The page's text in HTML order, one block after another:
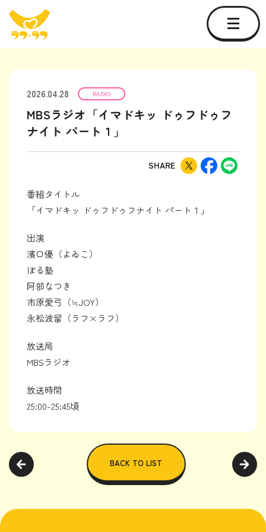
2026.04.28 RADIO
MBSラジオ「イマドキッ ドゥフドゥフ
ナイト パート１」
SHARE
番組タイトル
「イマドキッ ドゥフドゥフナイト パート１」
出演
濱口優（よゐこ）
ぼる塾
阿部なつき
市原愛弓（≒JOY）
永松波留（ラフ×ラフ）
放送局
MBSラジオ
放送時間
25:00-25:45頃
BACK TO LIST